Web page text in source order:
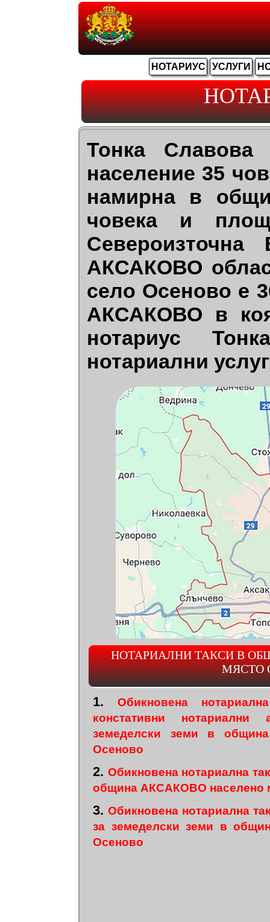
НОТАРИУС УСЛУГИ
Тонка
население 35
намирна в
човека и
АКСАКОВО
село Осеново е
АКСАКОВО в
нотариус
нотариални
НОТАРИАЛНИ ТАКСИ В
МЯСТО
1. Обикновена
констативни
земеделски земи в
Осеново
2. Обикновена нотариална
община АКСАКОВО населено
3. Обикновена нотариална
за земеделски земи в
Осеново